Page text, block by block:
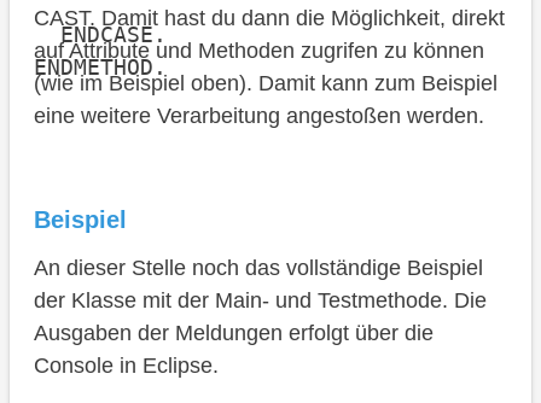
ENDCASE.
ENDMETHOD.
CAST. Damit hast du dann die Möglichkeit, direkt
auf Attribute und Methoden zugrifen zu können
(wie im Beispiel oben). Damit kann zum Beispiel
eine weitere Verarbeitung angestoßen werden.
Beispiel
An dieser Stelle noch das vollständige Beispiel
der Klasse mit der Main- und Testmethode. Die
Ausgaben der Meldungen erfolgt über die
Console in Eclipse.